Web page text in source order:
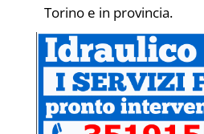
Torino e in provincia.